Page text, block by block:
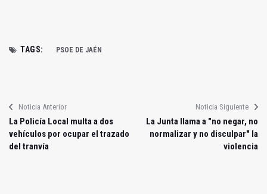
TAGS: PSOE DE JAÉN
Noticia Anterior
La Policía Local multa a dos
vehículos por ocupar el trazado
del tranvía
Noticia Siguiente
La Junta llama a "no negar, no
normalizar y no disculpar" la
violencia